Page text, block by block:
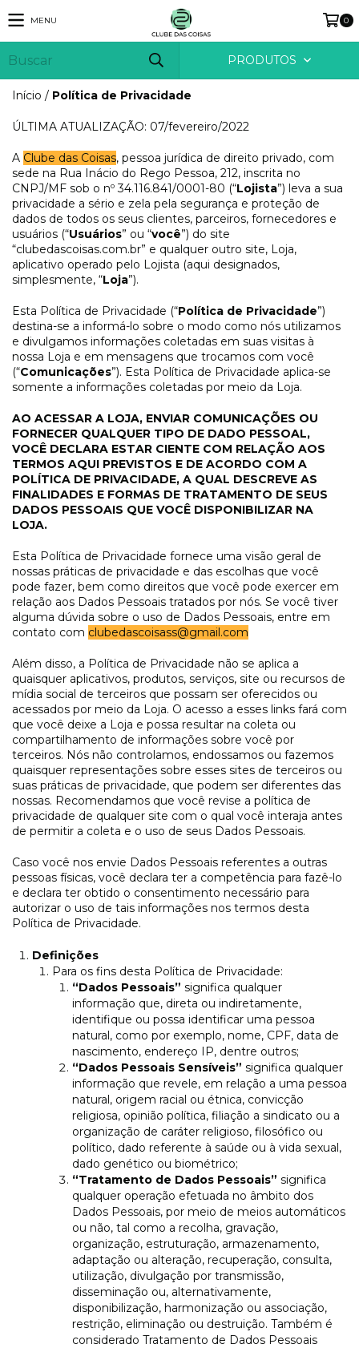
MENU 0
PRODUTOS
Início / Política de Privacidade
ÚLTIMA ATUALIZAÇÃO: 07/fevereiro/2022
A Clube das Coisas, pessoa jurídica de direito privado, com
sede na Rua Inácio do Rego Pessoa, 212, inscrita no
CNPJ/MF sob o nº 34.116.841/0001-80 (“Lojista”) leva a sua
privacidade a sério e zela pela segurança e proteção de
dados de todos os seus clientes, parceiros, fornecedores e
usuários (“Usuários” ou “você”) do site
“clubedascoisas.com.br” e qualquer outro site, Loja,
aplicativo operado pelo Lojista (aqui designados,
simplesmente, “Loja”).
Esta Política de Privacidade (“Política de Privacidade”)
destina-se a informá-lo sobre o modo como nós utilizamos
e divulgamos informações coletadas em suas visitas à
nossa Loja e em mensagens que trocamos com você
(“Comunicações”). Esta Política de Privacidade aplica-se
somente a informações coletadas por meio da Loja.
AO ACESSAR A LOJA, ENVIAR COMUNICAÇÕES OU
FORNECER QUALQUER TIPO DE DADO PESSOAL,
VOCÊ DECLARA ESTAR CIENTE COM RELAÇÃO AOS
TERMOS AQUI PREVISTOS E DE ACORDO COM A
POLÍTICA DE PRIVACIDADE, A QUAL DESCREVE AS
FINALIDADES E FORMAS DE TRATAMENTO DE SEUS
DADOS PESSOAIS QUE VOCÊ DISPONIBILIZAR NA
LOJA.
Esta Política de Privacidade fornece uma visão geral de
nossas práticas de privacidade e das escolhas que você
pode fazer, bem como direitos que você pode exercer em
relação aos Dados Pessoais tratados por nós. Se você tiver
alguma dúvida sobre o uso de Dados Pessoais, entre em
contato com clubedascoisass@gmail.com
Além disso, a Política de Privacidade não se aplica a
quaisquer aplicativos, produtos, serviços, site ou recursos de
mídia social de terceiros que possam ser oferecidos ou
acessados por meio da Loja. O acesso a esses links fará com
que você deixe a Loja e possa resultar na coleta ou
compartilhamento de informações sobre você por
terceiros. Nós não controlamos, endossamos ou fazemos
quaisquer representações sobre esses sites de terceiros ou
suas práticas de privacidade, que podem ser diferentes das
nossas. Recomendamos que você revise a política de
privacidade de qualquer site com o qual você interaja antes
de permitir a coleta e o uso de seus Dados Pessoais.
Caso você nos envie Dados Pessoais referentes a outras
pessoas físicas, você declara ter a competência para fazê-lo
e declara ter obtido o consentimento necessário para
autorizar o uso de tais informações nos termos desta
Política de Privacidade.
Definições
Para os fins desta Política de Privacidade:
“Dados Pessoais” significa qualquer
informação que, direta ou indiretamente,
identifique ou possa identificar uma pessoa
natural, como por exemplo, nome, CPF, data de
nascimento, endereço IP, dentre outros;
“Dados Pessoais Sensíveis” significa qualquer
informação que revele, em relação a uma pessoa
natural, origem racial ou étnica, convicção
religiosa, opinião política, filiação a sindicato ou a
organização de caráter religioso, filosófico ou
político, dado referente à saúde ou à vida sexual,
dado genético ou biométrico;
“Tratamento de Dados Pessoais” significa
qualquer operação efetuada no âmbito dos
Dados Pessoais, por meio de meios automáticos
ou não, tal como a recolha, gravação,
organização, estruturação, armazenamento,
adaptação ou alteração, recuperação, consulta,
utilização, divulgação por transmissão,
disseminação ou, alternativamente,
disponibilização, harmonização ou associação,
restrição, eliminação ou destruição. Também é
considerado Tratamento de Dados Pessoais